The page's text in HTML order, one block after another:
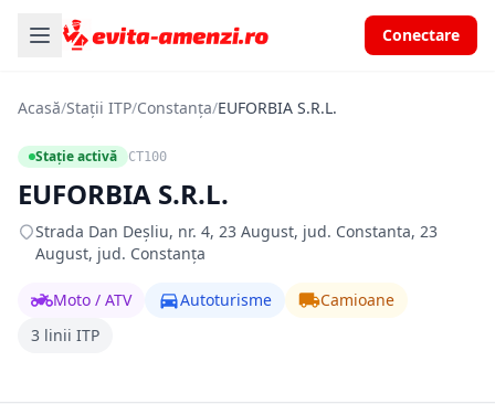
Conectare
Acasă/Stații ITP/Constanța/EUFORBIA S.R.L.
Stație activă CT100
EUFORBIA S.R.L.
Strada Dan Deșliu, nr. 4, 23 August, jud. Constanta, 23
August, jud. Constanța
Moto / ATV Autoturisme
Camioane
3 linii ITP